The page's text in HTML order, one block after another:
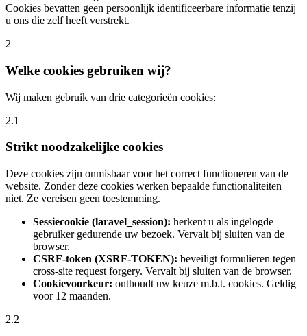
Cookies bevatten geen persoonlijk identificeerbare informatie tenzij
u ons die zelf heeft verstrekt.
2
Welke cookies gebruiken wij?
Wij maken gebruik van drie categorieën cookies:
2.1
Strikt noodzakelijke cookies
Deze cookies zijn onmisbaar voor het correct functioneren van de
website. Zonder deze cookies werken bepaalde functionaliteiten
niet. Ze vereisen geen toestemming.
Sessiecookie (laravel_session): herkent u als ingelogde
gebruiker gedurende uw bezoek. Vervalt bij sluiten van de
browser.
CSRF-token (XSRF-TOKEN): beveiligt formulieren tegen
cross-site request forgery. Vervalt bij sluiten van de browser.
Cookievoorkeur: onthoudt uw keuze m.b.t. cookies. Geldig
voor 12 maanden.
2.2